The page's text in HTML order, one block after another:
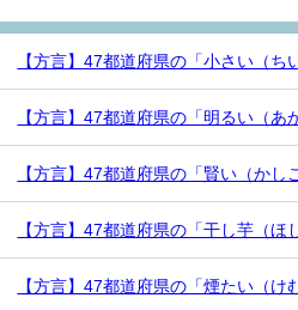
【方言】47都道府県の「小さい（ち
【方言】47都道府県の「明るい（あ
【方言】47都道府県の「賢い（かし
【方言】47都道府県の「干し芋（ほ
【方言】47都道府県の「煙たい（け